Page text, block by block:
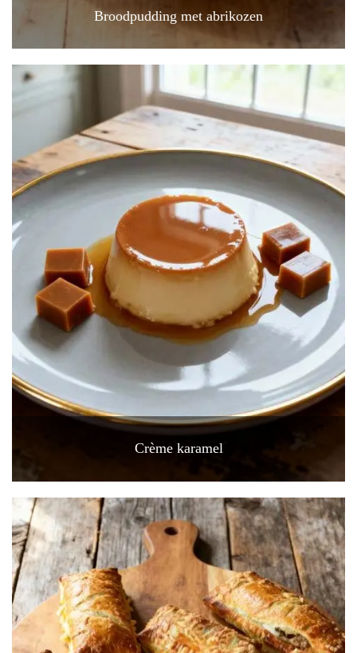
Broodpudding met abrikozen
Crème karamel